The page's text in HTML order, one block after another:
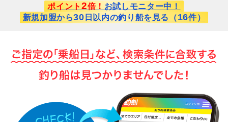
ポイント 2倍！ お試しモニター中！
新規加盟から30 日以内の釣り船を見る（16件）